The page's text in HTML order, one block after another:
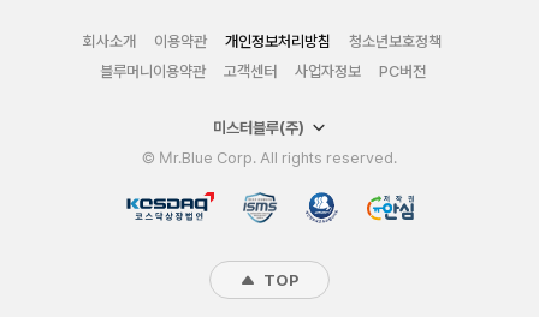
회사소개 이용약관 개인정보처리방침
청소년보호정책
블루머니이용약관
고객센터 사업자정보 PC버전
미스터블루(주)
© Mr.Blue Corp. All rights reserved.
TOP